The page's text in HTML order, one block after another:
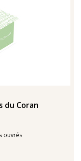
du Coran
ouvrés